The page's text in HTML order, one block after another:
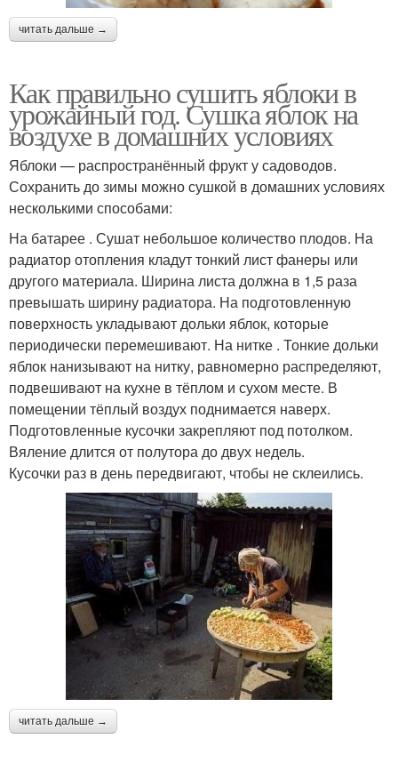
читать дальше →
Как правильно сушить яблоки в
урожайный год. Сушка яблок на
воздухе в домашних условиях
Яблоки — распространённый фрукт у садоводов.
Сохранить до зимы можно сушкой в домашних условиях
несколькими способами:
На батарее . Сушат небольшое количество плодов. На
радиатор отопления кладут тонкий лист фанеры или
другого материала. Ширина листа должна в 1,5 раза
превышать ширину радиатора. На подготовленную
поверхность укладывают дольки яблок, которые
периодически перемешивают. На нитке . Тонкие дольки
яблок нанизывают на нитку, равномерно распределяют,
подвешивают на кухне в тёплом и сухом месте. В
помещении тёплый воздух поднимается наверх.
Подготовленные кусочки закрепляют под потолком.
Вяление длится от полутора до двух недель.
Кусочки раз в день передвигают, чтобы не склеились.
читать дальше →